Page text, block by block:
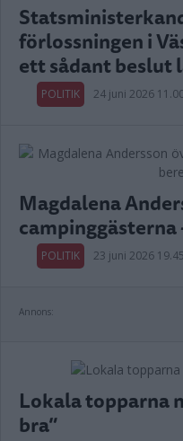
förlossningen i
ett sådant beslut
POLITIK 24 juni 2026
Magdalena
campinggästerna
POLITIK 23 juni 2026 19.45
Annons:
Lokala topparna
bra”